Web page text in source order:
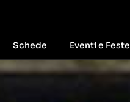
Schede Eventi e Feste